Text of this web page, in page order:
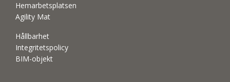
Hemarbetsplatsen
Agility Mat
Hållbarhet
Integritetspolicy
BIM-objekt